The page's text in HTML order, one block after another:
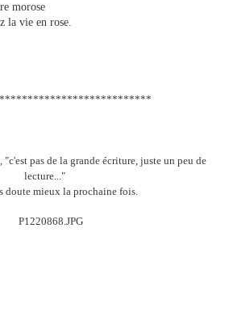
morose
la vie en rose.
pas de la grande écriture, juste un peu de
lecture..."
doute mieux la prochaine fois.